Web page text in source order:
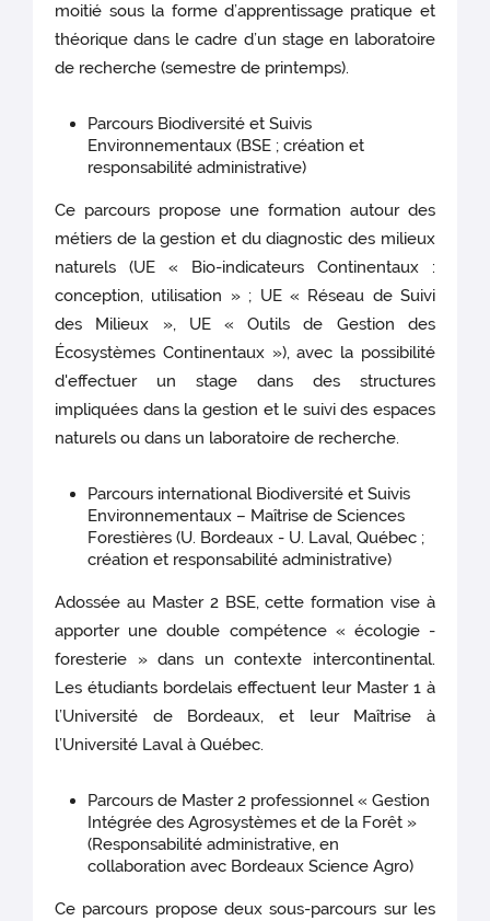
moitié sous la forme d’apprentissage pratique et
théorique dans le cadre d’un stage en laboratoire
de recherche (semestre de printemps).
Parcours Biodiversité et Suivis
Environnementaux (BSE ; création et
responsabilité administrative)
Ce parcours propose une formation autour des
métiers de la gestion et du diagnostic des milieux
naturels (UE « Bio-indicateurs Continentaux :
conception, utilisation » ; UE « Réseau de Suivi
des Milieux », UE « Outils de Gestion des
Écosystèmes Continentaux »), avec la possibilité
d'effectuer un stage dans des structures
impliquées dans la gestion et le suivi des espaces
naturels ou dans un laboratoire de recherche.
Parcours international Biodiversité et Suivis
Environnementaux – Maîtrise de Sciences
Forestières (U. Bordeaux - U. Laval, Québec ;
création et responsabilité administrative)
Adossée au Master 2 BSE, cette formation vise à
apporter une double compétence « écologie -
foresterie » dans un contexte intercontinental.
Les étudiants bordelais effectuent leur Master 1 à
l’Université de Bordeaux, et leur Maîtrise à
l’Université Laval à Québec.
Parcours de Master 2 professionnel « Gestion
Intégrée des Agrosystèmes et de la Forêt »
(Responsabilité administrative, en
collaboration avec Bordeaux Science Agro)
Ce parcours propose deux sous-parcours sur les